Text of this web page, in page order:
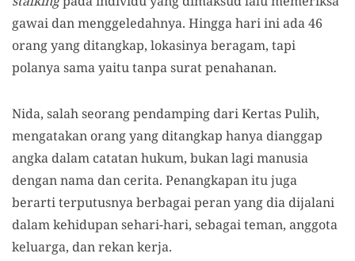
gawai dan menggeledahnya. Hingga hari ini ada 46
orang yang ditangkap, lokasinya beragam, tapi
polanya sama yaitu tanpa surat penahanan.
Nida, salah seorang pendamping dari Kertas Pulih,
mengatakan orang yang ditangkap hanya dianggap
angka dalam catatan hukum, bukan lagi manusia
dengan nama dan cerita. Penangkapan itu juga
berarti terputusnya berbagai peran yang dia dijalani
dalam kehidupan sehari-hari, sebagai teman, anggota
keluarga, dan rekan kerja.